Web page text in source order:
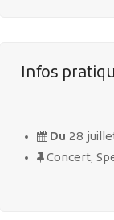
Infos
Du 28
Concert,